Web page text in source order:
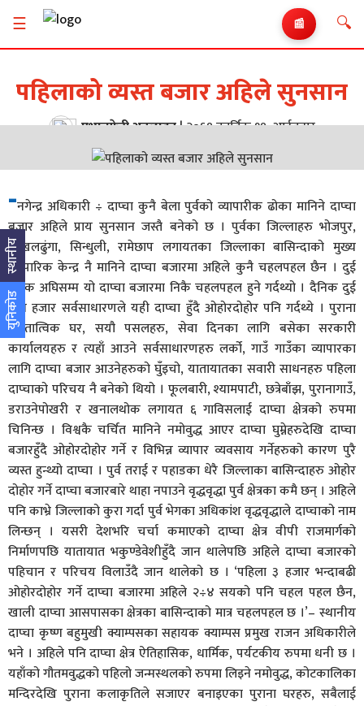
☰ 📰 🔍
युनिकोड
स्थानीय
पहिलाको व्यस्त बजार अहिले सुनसान
प्रभातफेरी अनलाइन|२०६९ कार्तिक १९, आईतबार
-नगेन्द्र अधिकारी ÷ दाप्चा कुनै बेला पुर्वको व्यापारीक ढोका मानिने दाप्चा
बजार अहिले प्राय सुनसान जस्तै बनेको छ । पुर्वका जिल्लाहरु भोजपुर,
ओखलढुंगा, सिन्धुली, रामेछाप लगायतका जिल्लाका बासिन्दाको मुख्य
व्यापारिक केन्द्र नै मानिने दाप्चा बजारमा अहिले कुनै चहलपहल छैन । दुई
दशक अघिसम्म यो दाप्चा बजारमा निकै चहलपहल हुने गर्दथ्यो । दैनिक दुई
तीन हजार सर्वसाधारणले यही दाप्चा हुँदै ओहोरदोहोर पनि गर्दथ्ये । पुराना
पुरातात्विक घर, सयौ पसलहरु, सेवा दिनका लागि बसेका सरकारी
कार्यालयहरु र त्यहाँ आउने सर्वसाधारणहरु लर्को, गाउँ गाउँका व्यापारका
लागि दाप्चा बजार आउनेहरुको घुँइचो, यातायातका सवारी साधनहरु पहिला
दाप्चाको परिचय नै बनेको थियो । फूलबारी, श्यामपाटी, छत्रेबाँझ, पुरानागाउँ,
डराउनेपोखरी र खनालथोक लगायत ६ गाविसलाई दाप्चा क्षेत्रको रुपमा
चिनिन्छ । विश्वकै चर्चित मानिने नमोवुद्ध आएर दाप्चा घुम्नेहरुदेखि दाप्चा
बजारहुँदै ओहोरदोहोर गर्ने र विभिन्न व्यापार व्यवसाय गर्नेहरुको कारण पुरै
व्यस्त हुन्थ्यो दाप्चा । पुर्व तराई र पहाडका धेरै जिल्लाका बासिन्दाहरु ओहोर
दोहोर गर्ने दाप्चा बजारबारे थाहा नपाउने वृद्धवृद्धा पुर्व क्षेत्रका कमै छन् । अहिले
पनि काभ्रे जिल्लाको कुरा गर्दा पुर्व भेगका अधिकांश वृद्धवृद्धाले दाप्चाको नाम
लिन्छन् । यसरी देशभरि चर्चा कमाएको दाप्चा क्षेत्र वीपी राजमार्गको
निर्माणपछि यातायात भकुण्डेवेशीहुँदै जान थालेपछि अहिले दाप्चा बजारको
पहिचान र परिचय विलाउँदै जान थालेको छ । ‘पहिला ३ हजार भन्दाबढी
ओहोरदोहोर गर्ने दाप्चा बजारमा अहिले २÷४ सयको पनि चहल पहल छैन,
खाली दाप्चा आसपासका क्षेत्रका बासिन्दाको मात्र चहलपहल छ ।’– स्थानीय
दाप्चा कृष्ण बहुमुखी क्याम्पसका सहायक क्याम्पस प्रमुख राजन अधिकारीले
भने । अहिले पनि दाप्चा क्षेत्र ऐतिहासिक, धार्मिक, पर्यटकीय रुपमा धनी छ ।
यहाँको गौतमवुद्धको पहिलो जन्मस्थलको रुपमा लिइने नमोवुद्ध, कोटकालिका
मन्दिरदेखि पुराना कलाकृतिले सजाएर बनाइएका पुराना घरहरु, सबैलाई